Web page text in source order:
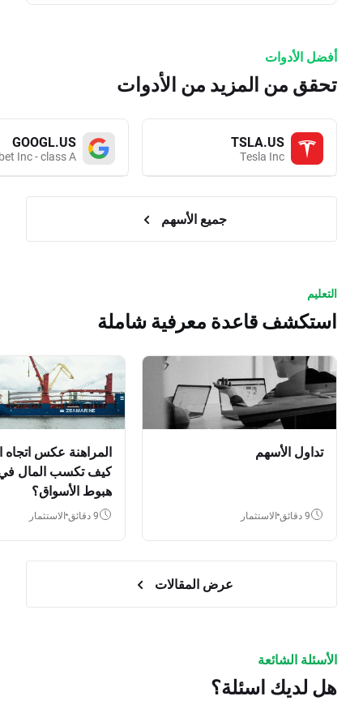
أفضل الأدوات
تحقق من المزيد من الأدوات
TSLA.US
Tesla Inc
GOOGL.US
Inc - class A
جميع الأسهم
التعليم
استكشف قاعدة معرفية شاملة
تداول الأسهم
9 دقائق الاستثمار
المراهنة عكس
كيف تكسب المال
هبوط الأسواق؟
9 دقائق الاستثمار
عرض المقالات
الأسئلة الشائعة
هل لديك اسئلة؟